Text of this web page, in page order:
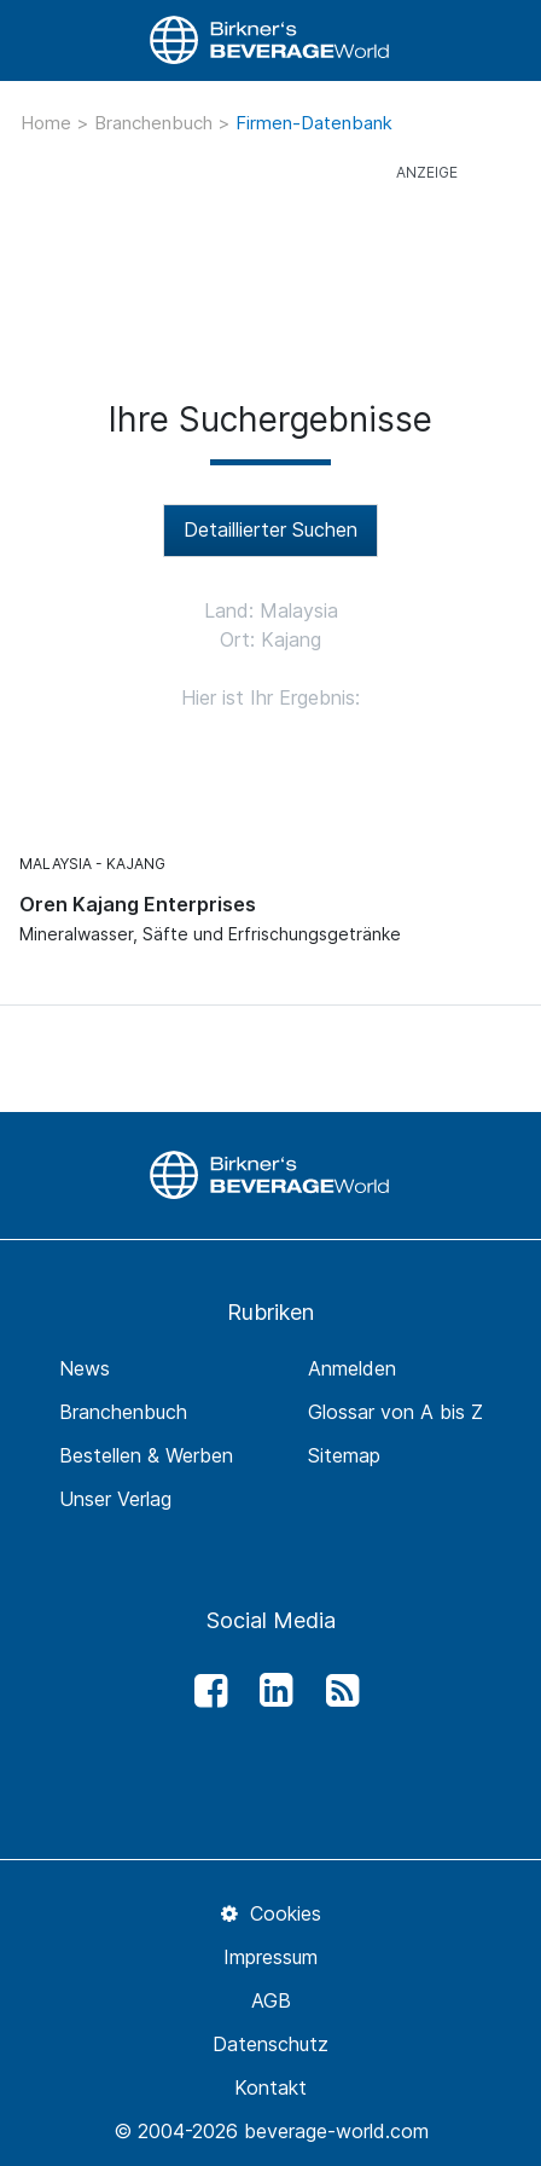
Home > Branchenbuch > Firmen-Datenbank
Ihre Suchergebnisse
Detaillierter Suchen
Land: Malaysia
Ort: Kajang
Hier ist Ihr Ergebnis:
MALAYSIA KAJANG
Oren Kajang Enterprises
Mineralwasser, Säfte und Erfrischungsgetränke
Rubriken
News
Branchenbuch
Bestellen & Werben
Unser Verlag
Anmelden
Glossar von A bis Z
Sitemap
Social Media
© 2004-2026 beverage-world.com
Kontakt
Datenschutz
AGB
Impressum
Cookies